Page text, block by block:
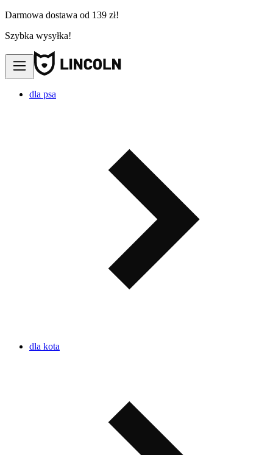
Darmowa dostawa od 139 zł!
Szybka wysyłka!
dla psa
dla kota